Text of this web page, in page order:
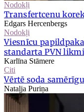
Nodokļi
Transfertcenu
Edgars Hercenbergs
Nodokļi
Viesnīcu
standarta PVN likmi
Karlīna Stāmere
Citi
Vērtē soda
Nataļja Puriņa